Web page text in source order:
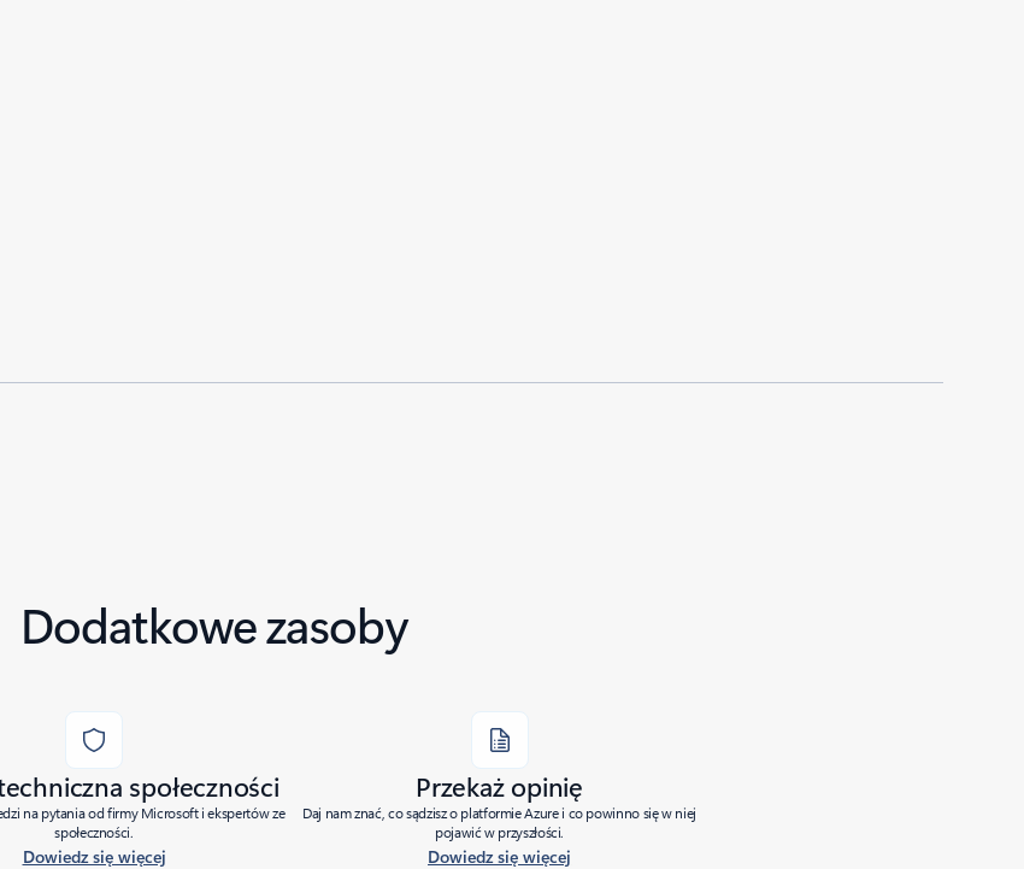
Dodatkowe zasoby
społeczności
na pytania od firmy Microsoft i ekspertów ze
społeczności.
Dowiedz się więcej
Przekaż opinię
Daj nam znać, co sądzisz o platformie Azure i co powinno się w niej
pojawić w przyszłości.
Dowiedz się więcej